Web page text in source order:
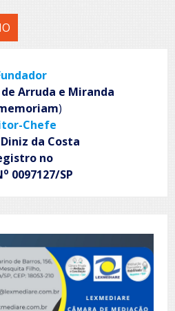
Arruda e Miranda
)
Chefe
da Costa
no
o 0097127/SP